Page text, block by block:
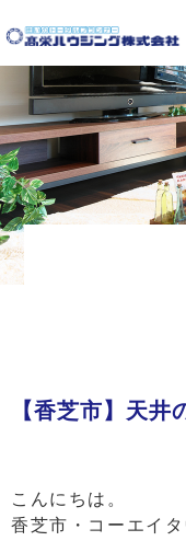
【香芝市】天
こんにちは。
香芝市・コーエイ